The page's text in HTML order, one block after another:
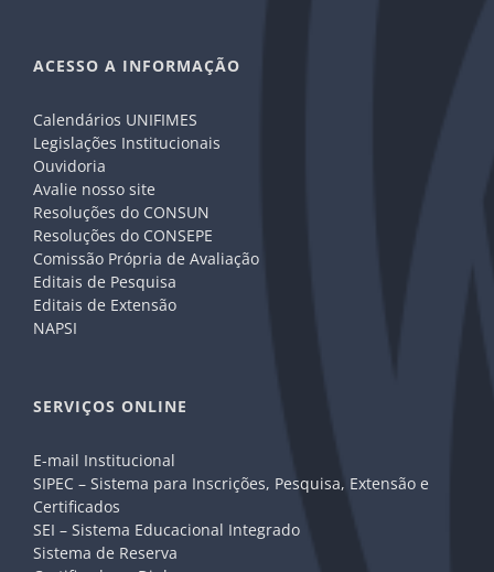
ACESSO A INFORMAÇÃO
Calendários UNIFIMES
Legislações Institucionais
Ouvidoria
Avalie nosso site
Resoluções do CONSUN
Resoluções do CONSEPE
Comissão Própria de Avaliação
Editais de Pesquisa
Editais de Extensão
NAPSI
SERVIÇOS ONLINE
E-mail Institucional
SIPEC – Sistema para Inscrições, Pesquisa, Extensão e
Certificados
SEI – Sistema Educacional Integrado
Sistema de Reserva